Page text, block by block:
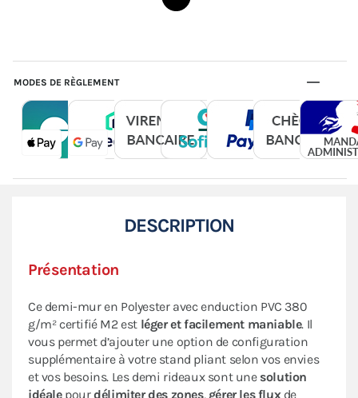
MODES DE RÈGLEMENT
DESCRIPTION
Présentation
Ce demi-mur en Polyester avec enduction PVC 380
g/m² certifié M2 est léger et facilement maniable. Il
vous permet d’ajouter une option de configuration
supplémentaire à votre stand pliant selon vos envies
et vos besoins. Les demi rideaux sont une solution
idéalepourdélimiter des zones, gérer les fluxde